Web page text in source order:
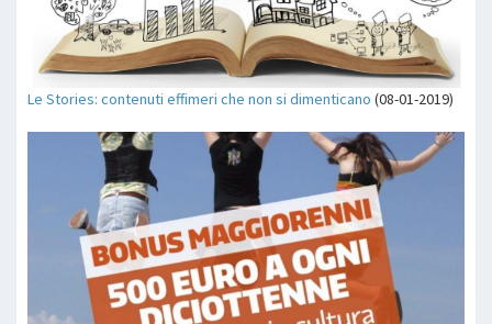
Le Stories: contenuti effimeri che non si dimenticano (08-01-2019)